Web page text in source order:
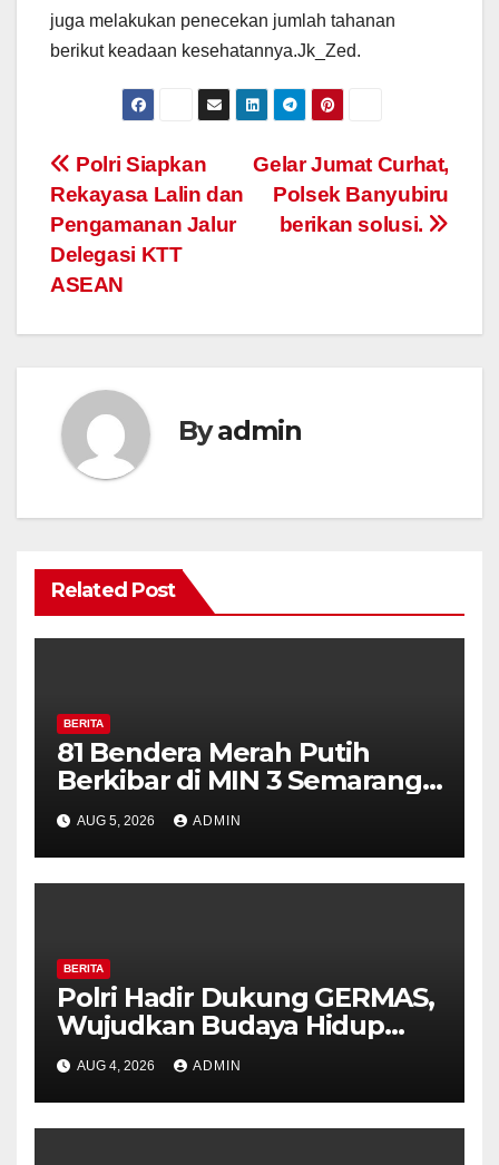
juga melakukan penecekan jumlah tahanan
berikut keadaan kesehatannya.Jk_Zed.
Post
navigation
Gelar Jumat Curhat,
Polsek Banyubiru
berikan solusi.
Polri Siapkan
Rekayasa Lalin dan
Pengamanan Jalur
Delegasi KTT
ASEAN
Byadmin
Related Post
BERITA
81 Bendera Merah Putih
Berkibar di MIN 3 Semarang,
Bhabinkamtibmas Desa
Timpik Hadiri Peringatan
HUT ke-81 Kemerdekaan RI
AUG 5, 2026 ADMIN
BERITA
Polri Hadir Dukung GERMAS,
Wujudkan Budaya Hidup
Sehat di Kecamatan Pabelan
AUG 4, 2026 ADMIN